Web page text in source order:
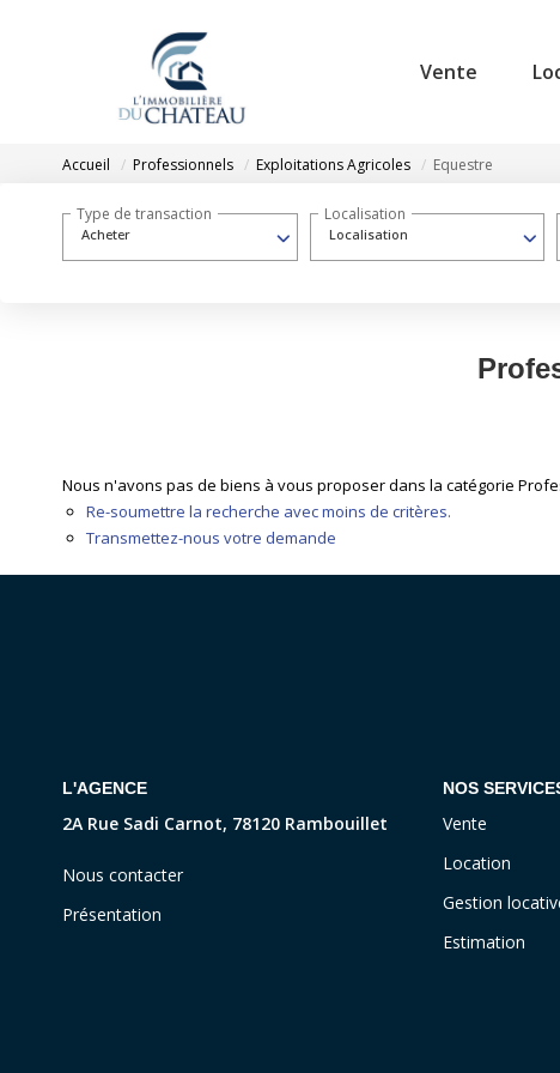
Vente
Accueil Professionnels Exploitations Agricoles Equestre
Acheter
Type de transaction
Localisation
Localisation
Nous n'avons pas de biens à vous proposer dans la catégorie
Re-soumettre la recherche avec moins de critères.
Transmettez-nous votre demande
L'AGENCE
2A Rue Sadi Carnot, 78120 Rambouillet
Nous contacter
Présentation
NOS
Vente
Location
Gestion
Estimation